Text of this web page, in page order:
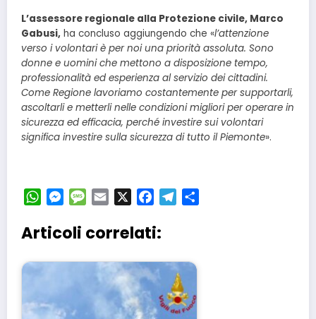
L’assessore regionale alla Protezione civile, Marco
Gabusi, ha concluso aggiungendo che «l’attenzione
verso i volontari è per noi una priorità assoluta. Sono
donne e uomini che mettono a disposizione tempo,
professionalità ed esperienza al servizio dei cittadini.
Come Regione lavoriamo costantemente per supportarli,
ascoltarli e metterli nelle condizioni migliori per operare in
sicurezza ed efficacia, perché investire sui volontari
significa investire sulla sicurezza di tutto il Piemonte».
WhatsApp
Messenger
Message
Email FacebookTelegram
Articoli correlati: